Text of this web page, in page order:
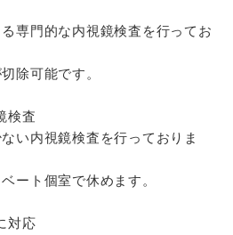
専門的な内視鏡検査を行ってお
除可能です。
検査
い内視鏡検査を行っておりま
ート個室で休めます。
対応